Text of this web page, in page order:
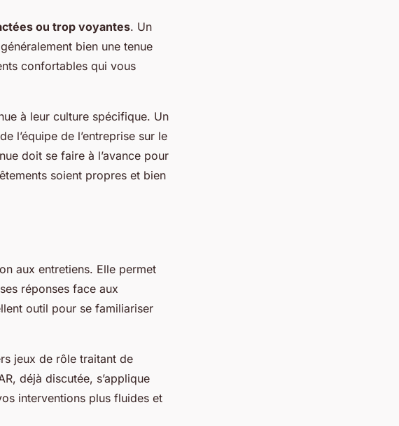
ou trop voyantes. Un
bien une tenue
confortables qui vous
à leur culture spécifique. Un
l’équipe de l’entreprise sur le
doit se faire à l’avance pour
soient propres et bien
aux entretiens. Elle permet
réponses face aux
outil pour se familiariser
jeux de rôle traitant de
déjà discutée, s’applique
interventions plus fluides et